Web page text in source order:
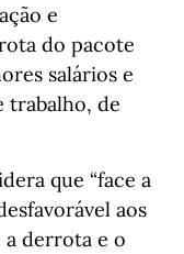
e
do pacote
salários e
trabalho, de
que “face a
aos
a derrota e o